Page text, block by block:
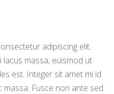
adipiscing elit.
massa, euismod ut
est. Integer sit amet mi id
Fusce non ante sed